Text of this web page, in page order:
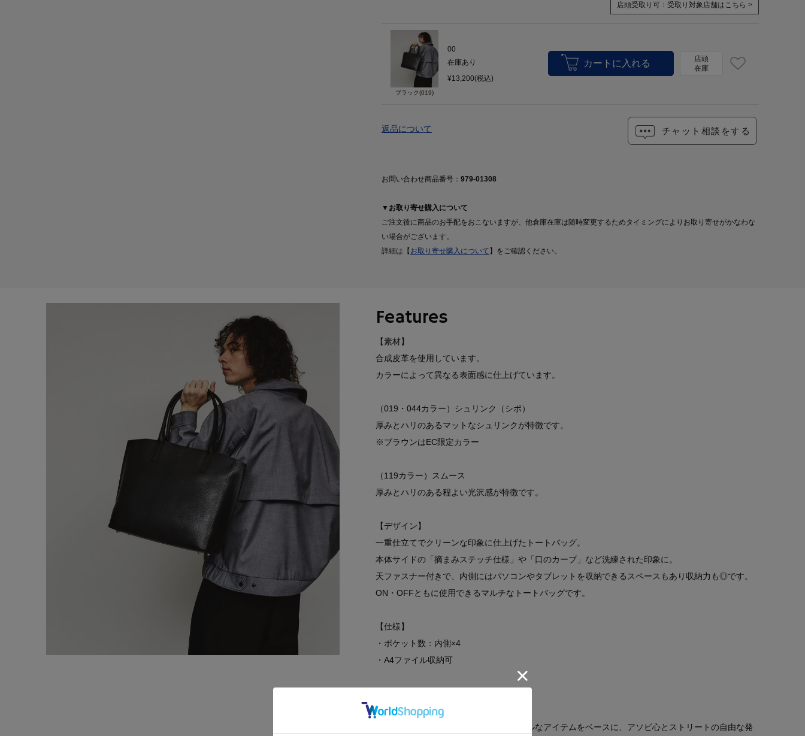
店頭受取り可： 受取り対象店舗はこちら >
ブラック(019)
00
在庫あり
¥13,200(税込)
店頭
在庫
チャット相談をする
返品について
お問い合わせ商品番号： 979-01308
▼お取り寄せ購入について
ご注文後に商品のお手配をおこないますが、他倉庫在庫は随時変更するためタイミングによりお取り寄せがかなわな
い場合がございます。
詳細は【 お取り寄せ購入について 】をご確認ください。
Features
【素材】
合成皮革を使用しています。
カラーによって異なる表面感に仕上げています。
（019・044カラー）シュリンク（シボ）
厚みとハリのあるマットなシュリンクが特徴です。
※ブラウンはEC限定カラー
（119カラー）スムース
厚みとハリのある程よい光沢感が特徴です。
【デザイン】
一重仕立てでクリーンな印象に仕上げたトートバッグ。
本体サイドの「摘まみステッチ仕様」や「口のカーブ」など洗練された印象に。
天ファスナー付きで、内側にはパソコンやタブレットを収納できるスペースもあり収納力も◎です。
ON・OFFともに使用できるマルチなトートバッグです。
【仕様】
・ポケット数：内側×4
・A4ファイル収納可
－ BRAND CONCEPT －
時代を超えて支持されるトラディショナルなアイテムをベースに、アソビ心とストリートの自由な発